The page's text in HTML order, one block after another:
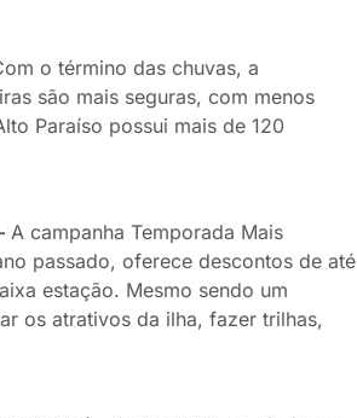
o término das chuvas, a
são mais seguras, com menos
Paraíso possui mais de 120
A campanha Temporada Mais
passado, oferece descontos de até
estação. Mesmo sendo um
os atrativos da ilha, fazer trilhas,